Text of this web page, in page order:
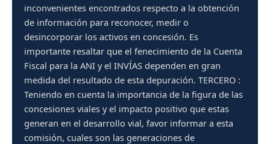
inconvenientes encontrados respecto a la obtención
de información para reconocer, medir o
desincorporar los activos en concesión. Es
importante resaltar que el fenecimiento de la Cuenta
Fiscal para la ANI y el INVÍAS dependen en gran
medida del resultado de esta depuración. TERCERO :
Teniendo en cuenta la importancia de la figura de las
concesiones viales y el impacto positivo que estas
generan en el desarrollo vial, favor informar a esta
comisión, cuales son las generaciones de